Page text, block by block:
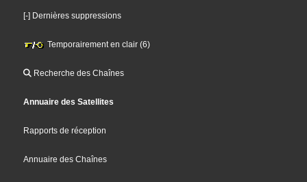
[-] Dernières suppressions
Temporairement en clair (6)
Recherche des Chaînes
Annuaire des Satellites
Rapports de réception
Annuaire des Chaînes